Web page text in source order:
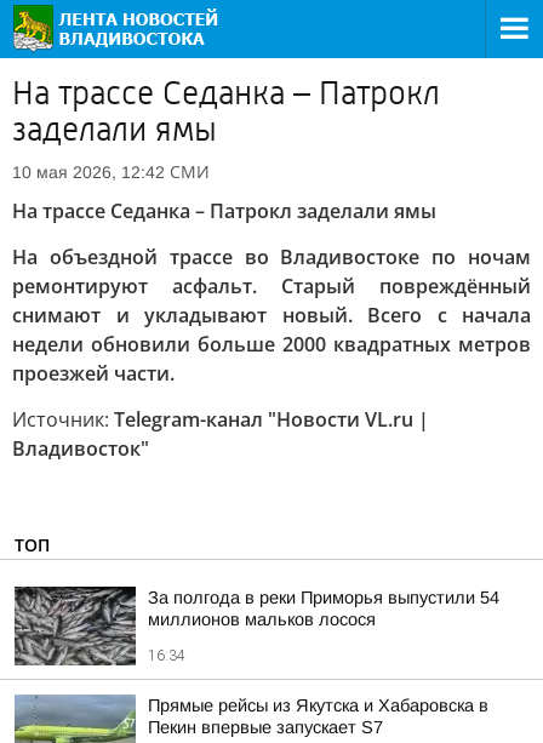
На трассе Седанка – Патрокл
заделали ямы
10 мая 2026, 12:42 СМИ
На трассе Седанка – Патрокл заделали ямы
На объездной трассе во Владивостоке по ночам
ремонтируют асфальт. Старый повреждённый
снимают и укладывают новый. Всего с начала
недели обновили больше 2000 квадратных метров
проезжей части.
Источник: Telegram-канал "Новости VL.ru |
Владивосток"
ТОП
За полгода в реки Приморья выпустили 54
миллионов мальков лосося
16:34
Прямые рейсы из Якутска и Хабаровска в
Пекин впервые запускает S7